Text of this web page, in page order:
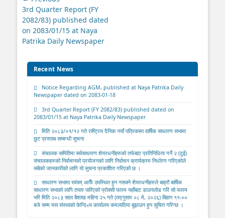
navigation
Previous
post:
3rd Quarter Report (FY
2082/83) published dated
on 2083/01/15 at Naya
Patrika Daily Newspaper
Recent News
Notice Regarding AGM, published at Naya Patrika Daily
Newspaper dated on 2083-01-18
3rd Quarter Report (FY 2082/83) published dated on
2083/01/15 at Naya Patrika Daily Newspaper
मिति २०८३/०१/१२ गते राष्ट्रिय दैनिक नयाँ पत्रिकामा वार्षिक साधारण सभामा
छुट प्रस्ताब सम्बन्धी सूचना
संचालक समितिमा सर्वसाधारण शेयरधनीहरुको तर्फबाट प्रतिनिधित्व गर्ने २ (दुई)
संचालकहरुको निर्वाचनको प्रयोजनको लागि निर्वाचन क्रार्यक्रम निर्धारण गरिएकोले
सबैको जानकारीको लागि यो सुचना प्रकाशित गरिएको छ ।
साधारण सभामा स्वंयम् आफैँ उपस्थित हुन नसक्ने शेयरधनीहरुले बाह्रौ बार्षिक
साधारण सभाको लागि तयार पारिएको प्रोक्सी फारम यहाँबाट डाउनलोड गरि सो फारम
भरि मिति २०८३ साल बैशाख महिना २५ गते (तद्नुसार ०८ मे, २०२६) बिहान ११ः००
बजे सम्म यस संस्थाको केन्दि«य कार्यालय कमलादिमा बुझाउन हुन सुचित गरिन्छ ।